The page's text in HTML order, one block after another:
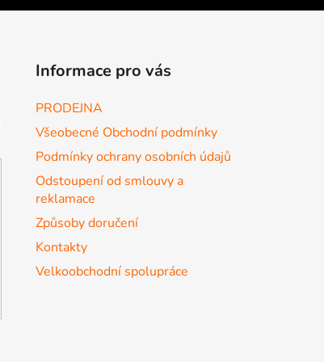
Informace pro vás
PRODEJNA
Všeobecné Obchodní podmínky
Podmínky ochrany osobních údajů
Odstoupení od smlouvy a
reklamace
Způsoby doručení
Kontakty
Velkoobchodní spolupráce